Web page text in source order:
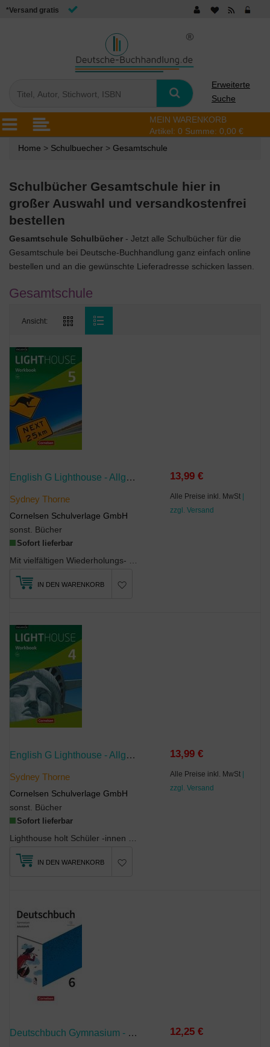
*Versand gratis
Erweiterte
Suche
MEIN WARENKORB
Artikel: 0 Summe: 0,00 €
Home > Schulbuecher > Gesamtschule
Schulbücher Gesamtschule hier in
großer Auswahl und versandkostenfrei
bestellen
Gesamtschule Schulbücher - Jetzt alle Schulbücher für die
Gesamtschule bei Deutsche-Buchhandlung ganz einfach online
bestellen und an die gewünschte Lieferadresse schicken lassen.
Gesamtschule
Ansicht:
English G Lighthouse - Allgemeine Ausgabe - Band 5: 9. Schuljahr
Sydney Thorne
Cornelsen Schulverlage GmbH
sonst. Bücher
Sofort lieferbar
13,99 €
Alle Preise inkl. MwSt |
zzgl. Versand
IN DEN WARENKORB
English G Lighthouse - Allgemeine Ausgabe - Band 4: 8. Schuljahr
Sydney Thorne
Cornelsen Schulverlage GmbH
sonst. Bücher
Sofort lieferbar
13,99 €
Alle Preise inkl. MwSt |
zzgl. Versand
IN DEN WARENKORB
Deutschbuch Gymnasium - Zu Den Ausgaben: Neue Allgemeine Ausgabe Und Niedersachsen - 2019 - 6. Schuljahr 12,25 €